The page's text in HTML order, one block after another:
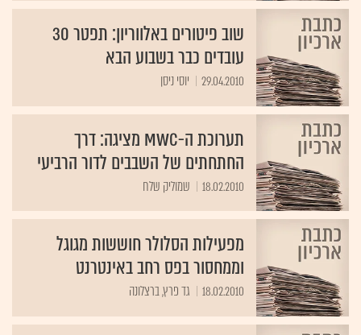
שוב פיטורים באלווריון: תפטר 30
עובדים כבר בשבוע הבא
29.04.2010 יוסי ניסן
תערוכת ה-MWC מציגה: דרך
החתחתים של השבבים לדור הרביעי
18.02.2010 שמוליק שלח
מפעילות הסלולר חוששות מגוגל
וממחסור בפס רחב באינטרנט
18.02.2010 גד פרץ, ברצלונה